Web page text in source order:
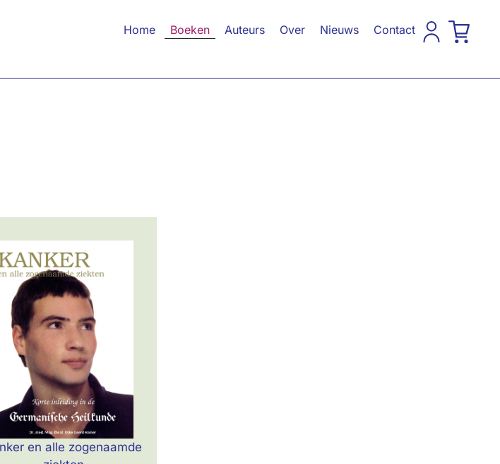
Home Boeken Auteurs Over Nieuws Contact
en alle zogenaamde
Bestel